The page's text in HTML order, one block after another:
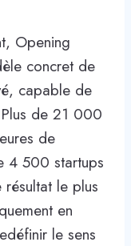
Opening
concret de
capable de
de 21 000
de
4 500 startups
le plus
en
le sens